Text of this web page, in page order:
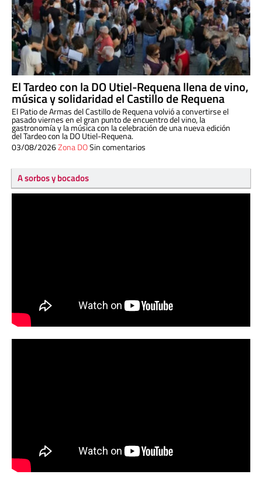
El Tardeo con la DO Utiel-Requena llena de vino,
música y solidaridad el Castillo de Requena
El Patio de Armas del Castillo de Requena volvió a convertirse el
pasado viernes en el gran punto de encuentro del vino, la
gastronomía y la música con la celebración de una nueva edición
del Tardeo con la DO Utiel-Requena.
03/08/2026Zona DOSin comentarios
A sorbos y bocados